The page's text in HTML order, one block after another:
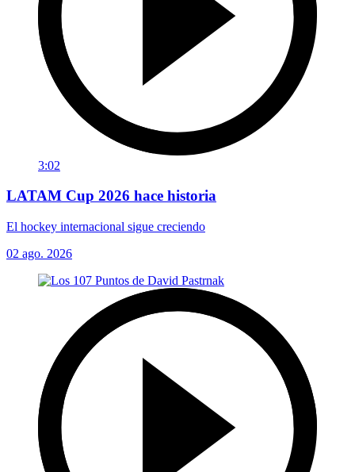
3:02
LATAM Cup 2026 hace historia
El hockey internacional sigue creciendo
02 ago. 2026